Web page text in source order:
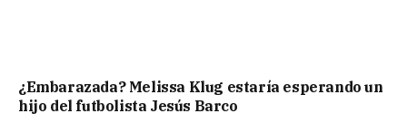
¿Embarazada? Melissa Klug estaría esperando un
hijo del futbolista Jesús Barco